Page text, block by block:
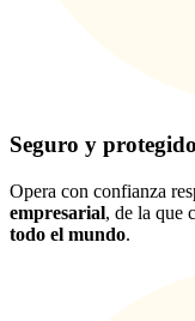
Seguro y protegido
Opera con confianza
empresarial, de la que
todo el mundo.